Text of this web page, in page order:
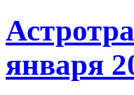
января